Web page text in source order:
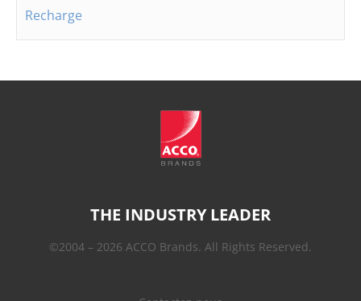
Recharge
THE INDUSTRY LEADER
©2004 – 2026 ACCO Brands. All Rights Reserved.